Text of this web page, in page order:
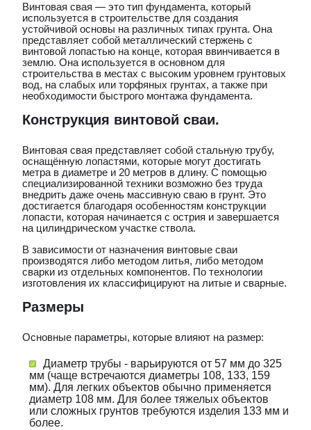
Винтовая свая — это тип фундамента, который
используется в строительстве для создания
устойчивой основы на различных типах грунта. Она
представляет собой металлический стержень с
винтовой лопастью на конце, которая ввинчивается в
землю. Она используется в основном для
строительства в местах с высоким уровнем грунтовых
вод, на слабых или торфяных грунтах, а также при
необходимости быстрого монтажа фундамента.
Конструкция винтовой сваи.
Винтовая свая представляет собой стальную трубу,
оснащённую лопастями, которые могут достигать
метра в диаметре и 20 метров в длину. С помощью
специализированной техники возможно без труда
внедрить даже очень массивную сваю в грунт. Это
достигается благодаря особенностям конструкции
лопасти, которая начинается с острия и завершается
на цилиндрическом участке ствола.
В зависимости от назначения винтовые сваи
производятся либо методом литья, либо методом
сварки из отдельных компонентов. По технологии
изготовления их классифицируют на литые и сварные.
Размеры
Основные параметры, которые влияют на размер:
Диаметр трубы - варьируются от 57 мм до 325
мм (чаще встречаются диаметры 108, 133, 159
мм). Для легких объектов обычно применяется
диаметр 108 мм. Для более тяжелых объектов
или сложных грунтов требуются изделия 133 мм и
более.